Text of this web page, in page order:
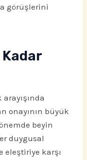
görüşlerini
Kadar
onayının büyük
beyin
duygusal
eleştiriye karşı